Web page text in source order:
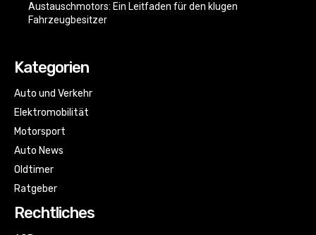
Austauschmotors: Ein Leitfaden für den klugen
Fahrzeugbesitzer
Kategorien
Auto und Verkehr
Elektromobilität
Motorsport
Auto News
Oldtimer
Ratgeber
Rechtliches